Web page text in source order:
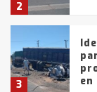
2
3
en